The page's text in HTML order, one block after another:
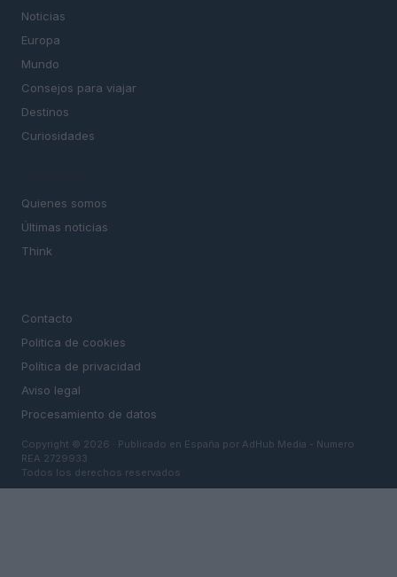
Noticias
Europa
Mundo
Consejos para viajar
Destinos
Curiosidades
Quienes somos
Últimas noticias
Think
Contacto
Politica de cookies
Política de privacidad
Aviso legal
Procesamiento de datos
Copyright © 2026 · Publicado en España por AdHub Media - Numero
REA 2729933
Todos los derechos reservados